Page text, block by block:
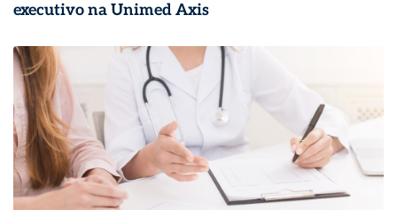
executivo na Unimed Axis